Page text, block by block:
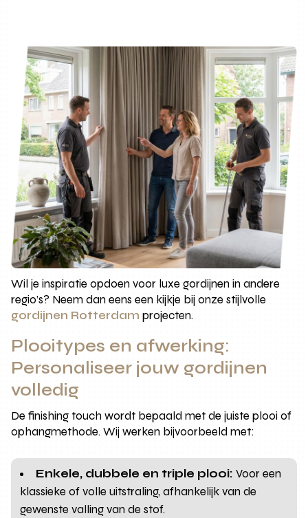
Wil je inspiratie opdoen voor luxe gordijnen in andere
regio’s? Neem dan eens een kijkje bij onze stijlvolle
gordijnen Rotterdam projecten.
Plooitypes en afwerking:
Personaliseer jouw gordijnen
volledig
De finishing touch wordt bepaald met de juiste plooi of
ophangmethode. Wij werken bijvoorbeeld met:
Enkele, dubbele en triple plooi: Voor een
klassieke of volle uitstraling, afhankelijk van de
gewenste valling van de stof.